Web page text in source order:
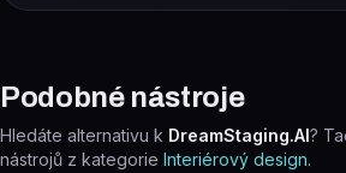
Podobné nástroje
Hledáte alternativu k DreamStaging.AI?
nástrojů z kategorie Interiérový design.